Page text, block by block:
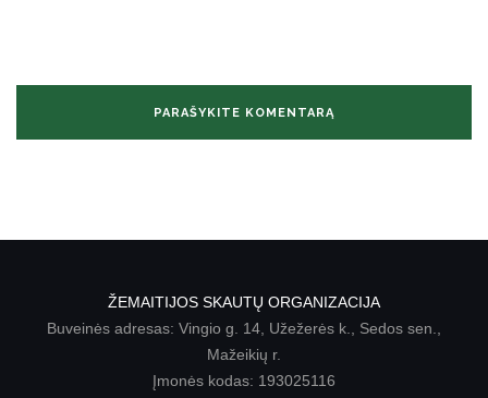
ŽEMAITIJOS SKAUTŲ ORGANIZACIJA
Buveinės adresas: Vingio g. 14, Užežerės k., Sedos sen.,
Mažeikių r.
Įmonės kodas: 193025116